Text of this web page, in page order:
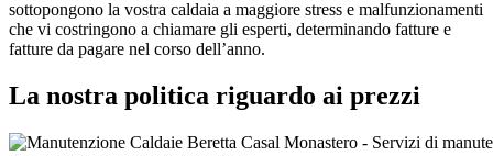
sottopongono la vostra caldaia a maggiore stress e malfunzionamenti
che vi costringono a chiamare gli esperti, determinando fatture e
fatture da pagare nel corso dell’anno.
La nostra politica riguardo ai prezzi